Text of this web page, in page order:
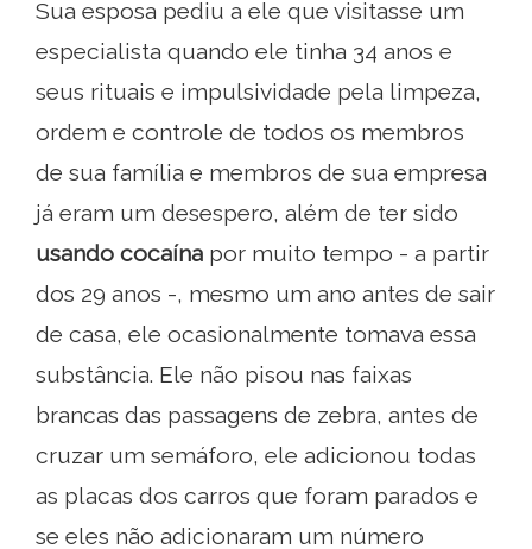
Sua esposa pediu a ele que visitasse um
especialista quando ele tinha 34 anos e
seus rituais e impulsividade pela limpeza,
ordem e controle de todos os membros
de sua família e membros de sua empresa
já eram um desespero, além de ter sido
usando cocaína por muito tempo - a partir
dos 29 anos -, mesmo um ano antes de sair
de casa, ele ocasionalmente tomava essa
substância. Ele não pisou nas faixas
brancas das passagens de zebra, antes de
cruzar um semáforo, ele adicionou todas
as placas dos carros que foram parados e
se eles não adicionaram um número